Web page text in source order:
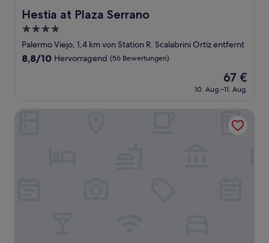
Hestia at Plaza Serrano
Hestia at Plaza Serrano
4.0-
Sterne-
Unterkunft
Palermo Viejo, 1,4 km von Station R. Scalabrini Ortiz entfernt
8.8
Bewertungen)
8,8/10 Hervorragend (56 Bewertungen)
Der
Preis
beträgt
67 €
10. Aug.–11. Aug.